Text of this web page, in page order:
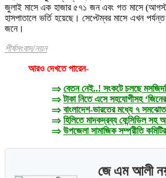
জুলাই মাসে এক হাজার ৫৭১ জন এবং গত মাসে
হাসপাতালে ভর্তি হয়েছে। সেপ্টেম্বর মাসে এখন
জনে।
শীর্ষসংবাদ/নয়ন
আরও দেখতে পারেন-
⇒ বেতন নেই..! সংকটে চলছে
⇒ টাকা নিতে এসে সহযোগীসহ
⇒ বাংলাদেশ-ভারতের মধ্যে ৭
⇒ হিলিতে মাদকদ্রব্য ফেন্সিডিল সহ
⇒ উপজেলা সামাজিক সম্প্রীতি
জে এম আলী